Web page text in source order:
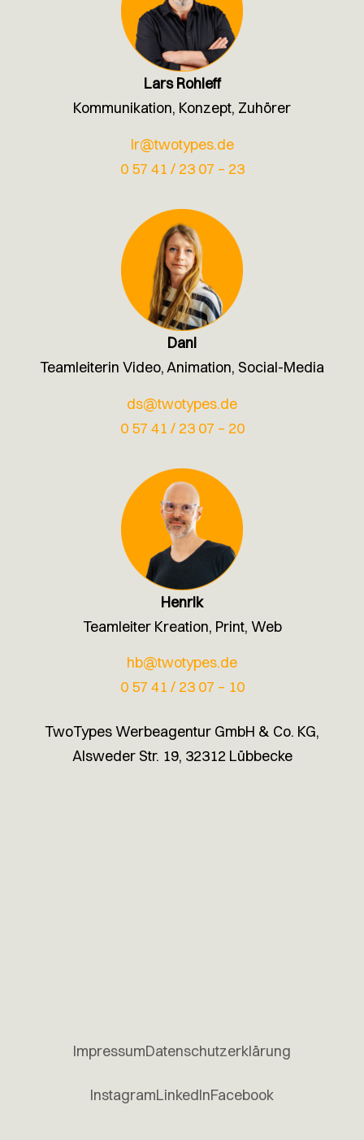
Lars Rohleff
Kommunikation, Konzept, Zuhörer
lr@twotypes.de
0 57 41 / 23 07 – 23
Dani
Teamleiterin Video, Animation, Social-Media
ds@twotypes.de
0 57 41 / 23 07 – 20
Henrik
Teamleiter Kreation, Print, Web
hb@twotypes.de
0 57 41 / 23 07 – 10
TwoTypes Werbeagentur GmbH & Co. KG,
Alsweder Str. 19, 32312 Lübbecke
ImpressumDatenschutzerklärung
InstagramLinkedInFacebook